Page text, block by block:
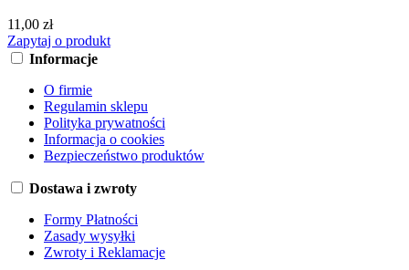
11,00 zł
Zapytaj o produkt
Informacje
O firmie
Regulamin sklepu
Polityka prywatności
Informacja o cookies
Bezpieczeństwo produktów
Dostawa i zwroty
Formy Płatności
Zasady wysyłki
Zwroty i Reklamacje